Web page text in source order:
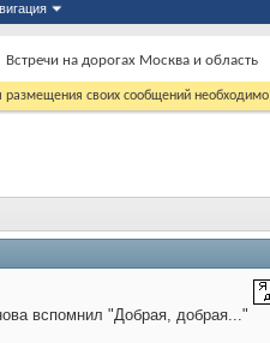
Встречи на дорогах Москва и область
размещения своих сообщений необходимо
вспомнил "Добрая, добрая..."